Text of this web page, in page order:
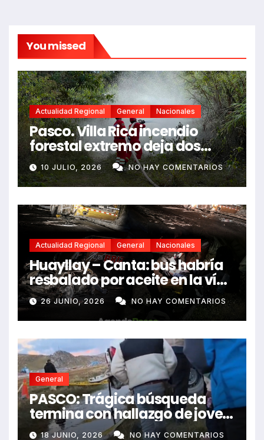
You missed
Actualidad Regional General Nacionales
Pasco. Villa Rica incendio
forestal extremo deja dos
fallecidos y heridos
10 JULIO, 2026 NO HAY COMENTARIOS
Actualidad Regional General Nacionales
Huayllay – Canta: bus habría
resbalado por aceite en la vía
e impactó auto siniestrado
dejando dos fallecidos
26 JUNIO, 2026 NO HAY COMENTARIOS
General
PASCO: Trágica búsqueda
termina con hallazgo de joven
sin vida en Rancas
18 JUNIO, 2026 NO HAY COMENTARIOS